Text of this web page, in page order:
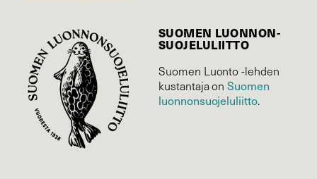
SUOMEN LUONNON­
SUOJELU­LIITTO
Suomen Luonto -lehden
kustantaja onSuomen
luonnonsuojelu­liitto.